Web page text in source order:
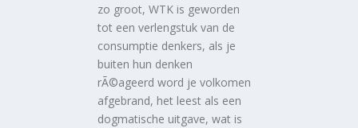
zo groot, WTK is geworden
tot een verlengstuk van de
consumptie denkers, als je
buiten hun denken
rÃ©ageerd word je volkomen
afgebrand, het leest als een
dogmatische uitgave, wat is